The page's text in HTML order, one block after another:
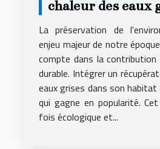
chaleur des eaux
son habitat
fonctionnement
La préservation de
enjeu majeur de notre
compte dans la
durable. Intégrer un
eaux grises dans son
qui gagne en popularité.
fois écologique et...